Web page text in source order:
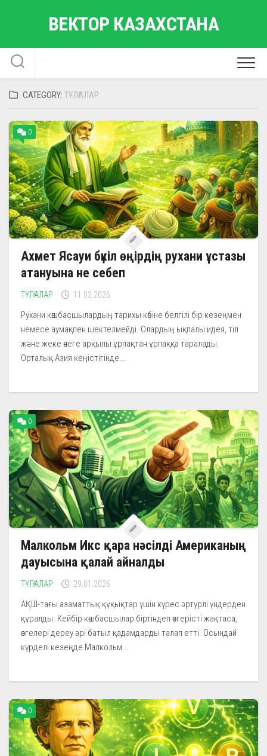
ВЕКТОР КАЗАХСТАНА
CATEGORY: ТҰЛҒАЛАР
0
Ахмет Ясауи бүкіл өңірдің рухани ұстазы
атануына не себеп
ТҰЛҒАЛАР 11.02.2026
Рухани көшбасшылардың тарихы көбіне белгілі бір кезеңмен
немесе аумақпен шектелмейді. Олардың ықпалы идея, тіл
және жеке өнеге арқылы ұрпақтан ұрпаққа таралады.
Орталық Азия кеңістігінде...
0
Малкольм Икс қара нәсілді Американың
дауысына қалай айналды
ТҰЛҒАЛАР 29.01.2026
АҚШ-тағы азаматтық құқықтар үшін күрес әртүрлі үндерден
құралды. Кейбір көшбасшылар біртіндеп өзгерісті жақтаса,
өзгелері дереу әрі батыл қадамдарды талап етті. Осындай
күрделі кезеңде Малкольм...
0